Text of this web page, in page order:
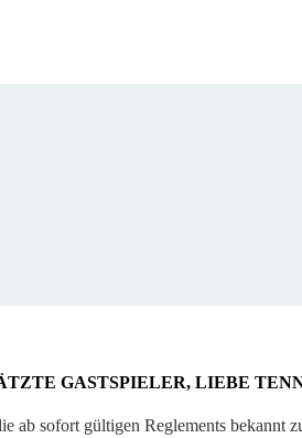
GASTSPIELER, LIEBE
ab sofort gültigen Reglements